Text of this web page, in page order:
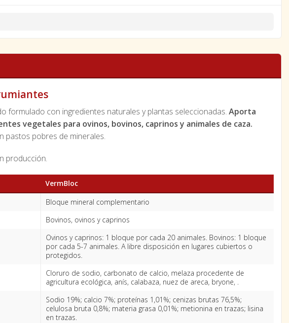
formulado con ingredientes naturales y plantas seleccionadas. Aporta
vegetales para ovinos, bovinos, caprinos y animales de caza.
pastos pobres de minerales.
producción.
VermBloc
Bloque mineral complementario
Bovinos, ovinos y caprinos
Ovinos y caprinos: 1 bloque por cada 20 animales. Bovinos: 1 bloque
por cada 5-7 animales. A libre disposición en lugares cubiertos o
protegidos.
Cloruro de sodio, carbonato de calcio, melaza procedente de
agricultura ecológica, anís, calabaza, nuez de areca, bryone, .
Sodio 19%; calcio 7%; proteínas 1,01%; cenizas brutas 76,5%;
celulosa bruta 0,8%; materia grasa 0,01%; metionina en trazas; lisina
en trazas.